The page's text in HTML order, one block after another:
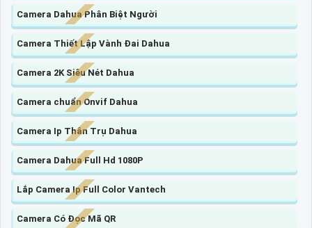
Camera Dahua Phân Biệt Người
Camera Thiết Lập Vành Đai Dahua
Camera 2K Siêu Nét Dahua
Camera chuẩn Onvif Dahua
Camera Ip Thân Trụ Dahua
Camera Dahua Full Hd 1080P
Lắp Camera Ip Full Color Vantech
Camera Có Đọc Mã QR